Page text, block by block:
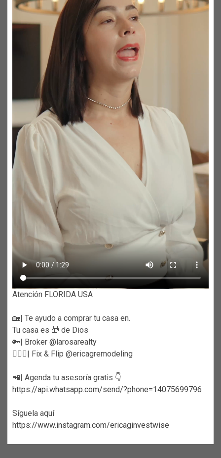
Atención FLORIDA USA
🏡| Te ayudo a comprar tu casa en.
Tu casa es 🎁 de Dios
🔑| Broker @larosarealty
👷🏼‍♀️| Fix & Flip @ericagremodeling
📲| Agenda tu asesoría gratis 👇
https://api.whatsapp.com/send/?phone=14075699796
Síguela aquí
https://www.instagram.com/ericaginvestwise